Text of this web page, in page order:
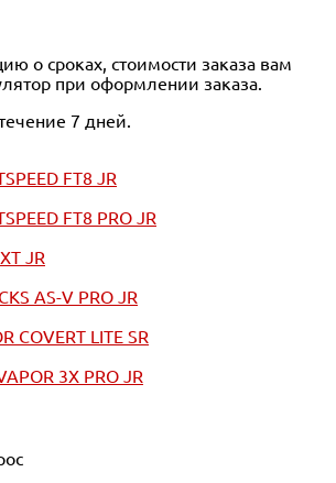
о сроках, стоимости заказа вам
при оформлении заказа.
7 дней.
FT8 JR
FT8 PRO JR
JR
AS-V PRO JR
COVERT LITE SR
3X PRO JR